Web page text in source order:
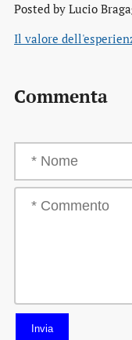
Posted by Lucio
Il valore
Commenta
Invia